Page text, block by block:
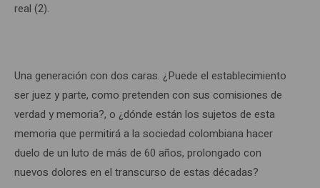
real (2).
Una generación con dos caras. ¿Puede el establecimiento
ser juez y parte, como pretenden con sus comisiones de
verdad y memoria?, o ¿dónde están los sujetos de esta
memoria que permitirá a la sociedad colombiana hacer
duelo de un luto de más de 60 años, prolongado con
nuevos dolores en el transcurso de estas décadas?